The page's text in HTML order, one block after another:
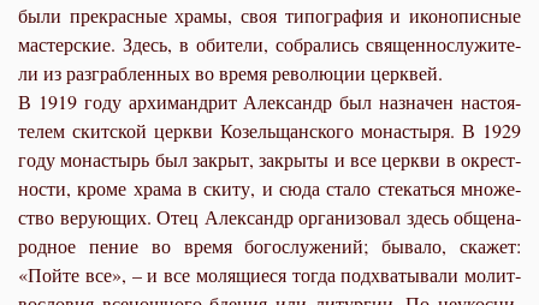
бы­ли пре­крас­ные хра­мы, своя ти­по­гра­фия и ико­но­пис­ные
ма­стер­ские. Здесь, в оби­те­ли, со­бра­лись свя­щен­но­слу­жи­те­
ли из раз­граб­лен­ных во вре­мя ре­во­лю­ции церк­вей.
В 1919 го­ду ар­хи­манд­рит Алек­сандр был на­зна­чен на­сто­я­
те­лем скит­ской церк­ви Ко­зе­льщан­ско­го мо­на­сты­ря. В 1929
го­ду мо­на­стырь был за­крыт, за­кры­ты и все церк­ви в окрест­
но­сти, кро­ме хра­ма в ски­ту, и сю­да ста­ло сте­кать­ся мно­же­
ство ве­ру­ю­щих. Отец Алек­сандр ор­га­ни­зо­вал здесь об­ще­на­
род­ное пе­ние во вре­мя бо­го­слу­же­ний; бы­ва­ло, ска­жет:
«Пой­те все», – и все мо­ля­щи­е­ся то­гда под­хва­ты­ва­ли мо­лит­